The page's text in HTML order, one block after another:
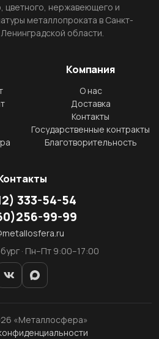
цветного, нержавеющего и
металлопроката в Санкт-
области.
Компания
О нас
Доставка
Контакты
Государственные контракты
Благотворительность
333-54-54
256-99-99
· Пн–Пт 9:00–17:00
«Металлосфера»